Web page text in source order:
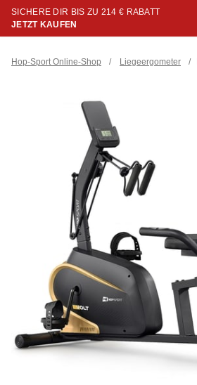
SICHERE DIR BIS ZU 214 € RABATT
JETZT KAUFEN
Hop-Sport Online-Shop / Liegeergometer /